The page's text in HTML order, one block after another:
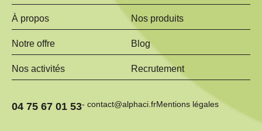
À propos
Notre offre
Nos activités
Nos produits
Blog
Recrutement
04 75 67 01 53- contact@alphaci.frMentions légales